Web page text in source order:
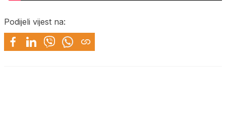
Podijeli vijest na: